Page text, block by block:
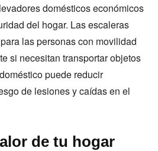
domésticos económicos
del hogar. Las escaleras
las personas con movilidad
si necesitan transportar objetos
puede reducir
de lesiones y caídas en el
de tu hogar